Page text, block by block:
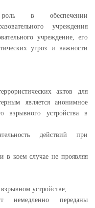
в обеспечении
учреждения
учреждение, его
угроз и важности
актов для
является анонимное
взрывного устройства в
действий при
в коем случае не проявляя
устройстве;
немедленно переданы